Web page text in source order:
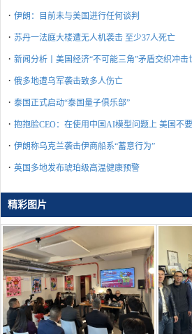
· 伊朗：目前未与美国进行任何谈判
· 苏丹一法庭大楼遭无人机袭击 至少37人死亡
· 新闻分析丨美国经济“不可能三角”矛盾交织冲击
· 俄多地遭乌军袭击致多人伤亡
· 泰国正式启动“泰国量子俱乐部”
· 抱抱脸CEO：在使用中国AI模型问题上 美国不
· 伊朗称乌克兰袭击伊商船系“蓄意行为”
· 英国多地发布琥珀级高温健康预警
精彩图片